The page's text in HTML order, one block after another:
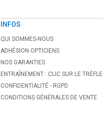
INFOS
QUI SOMMES-NOUS
ADHÉSION OPTICIENS
NOS GARANTIES
ENTRAÎNEMENT : CLIC SUR LE TRÈFLE
CONFIDENTIALITÉ - RGPD
CONDITIONS GÉNÉRALES DE VENTE